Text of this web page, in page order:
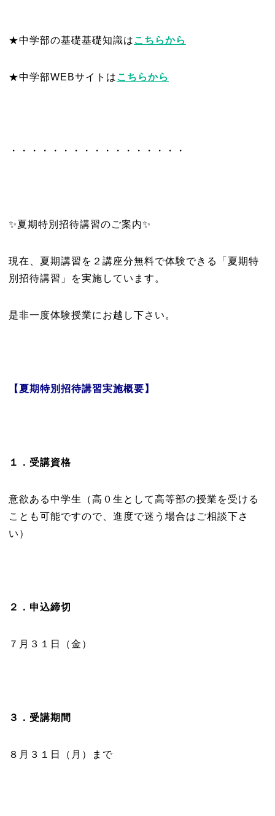
★中学部の基礎基礎知識はこちらから
★中学部WEBサイトはこちらから
・・・・・・・・・・・・・・・・・
✨夏期特別招待講習のご案内✨
現在、夏期講習を２講座分無料で体験できる「夏期特
別招待講習」を実施しています。
是非一度体験授業にお越し下さい。
【夏期特別招待講習実施概要】
１．受講資格
意欲ある中学生（高０生として高等部の授業を受ける
ことも可能ですので、進度で迷う場合はご相談下さ
い）
２．申込締切
７月３１日（金）
３．受講期間
８月３１日（月）まで